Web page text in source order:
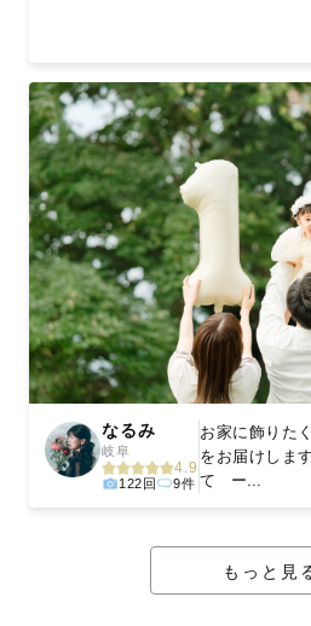
なるみ
岐阜
4.9
122回 9件
お家に飾りた
をお届けしま
て ー...
もっと見